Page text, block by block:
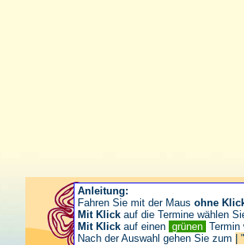
Anleitung:
Fahren Sie mit der Maus ohne
Mit Klick auf die Termine wählen
Mit Klick auf einen grünen Termin
Nach der Auswahl gehen Sie zum